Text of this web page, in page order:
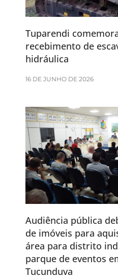
Tuparendi
recebimento de
hidráulica
16 DE JUNHO DE 2026
Audiência pública
de imóveis para
área para distrito
parque de eventos
Tucunduva